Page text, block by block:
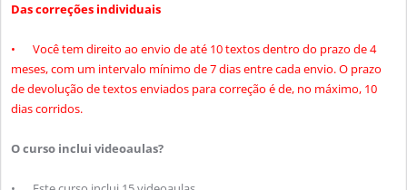
Das correções individuais
•
Você tem direito ao envio de até 10 textos dentro do prazo de 4
meses, com um intervalo mínimo de 7 dias entre cada envio. O prazo
de devolução de textos enviados para correção é de, no máximo, 10
dias corridos.
O curso inclui videoaulas?